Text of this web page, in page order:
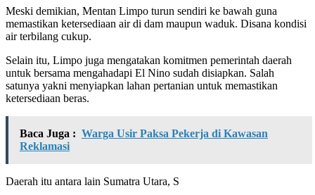
Meski demikian, Mentan Limpo turun sendiri ke bawah guna
memastikan ketersediaan air di dam maupun waduk. Disana kondisi
air terbilang cukup.
Selain itu, Limpo juga mengatakan komitmen pemerintah daerah
untuk bersama mengahadapi El Nino sudah disiapkan. Salah
satunya yakni menyiapkan lahan pertanian untuk memastikan
ketersediaan beras.
Baca Juga : Warga Usir Paksa Pekerja di Kawasan
Reklamasi
Daerah itu antara lain Sumatra Utara, S